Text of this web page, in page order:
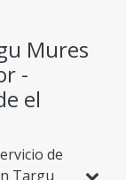
Mures
-
el
de
Targu